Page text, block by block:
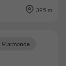
395 m
Marmande